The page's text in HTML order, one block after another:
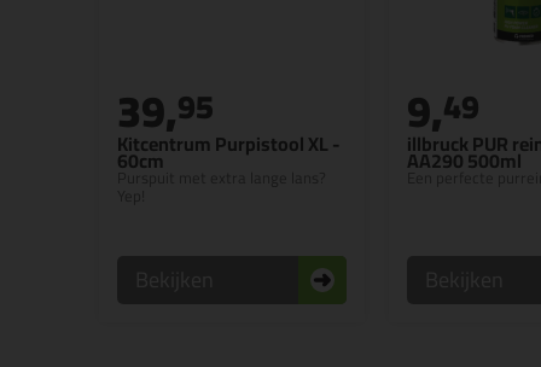
Kitcentrum Purpistool XL -
60cm
Purspuit met extra lange lans?
39,95
illbruck PUR
AA290 500ml
Een perfecte
9,49